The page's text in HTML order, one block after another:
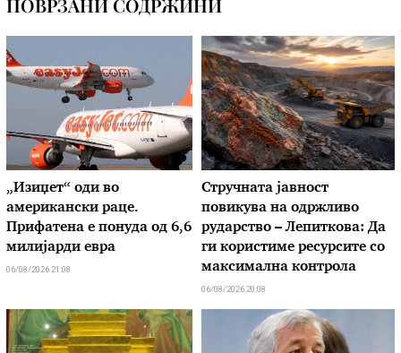
ПОВРЗАНИ СОДРЖИНИ
„Изиџет“ оди во
американски раце.
Прифатена е понуда од 6,6
милијарди евра
06/08/2026 21:08
Стручната јавност
повикува на одржливо
рударство – Лепиткова: Да
ги користиме ресурсите со
максимална контрола
06/08/2026 20:08